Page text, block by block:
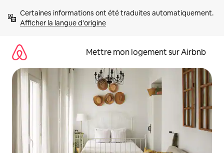
directement
Afficher la langue d'origine
Mettre mon logement sur Airbnb